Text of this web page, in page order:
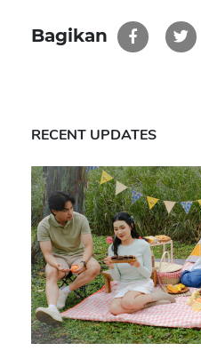
Bagikan
RECENT UPDATES